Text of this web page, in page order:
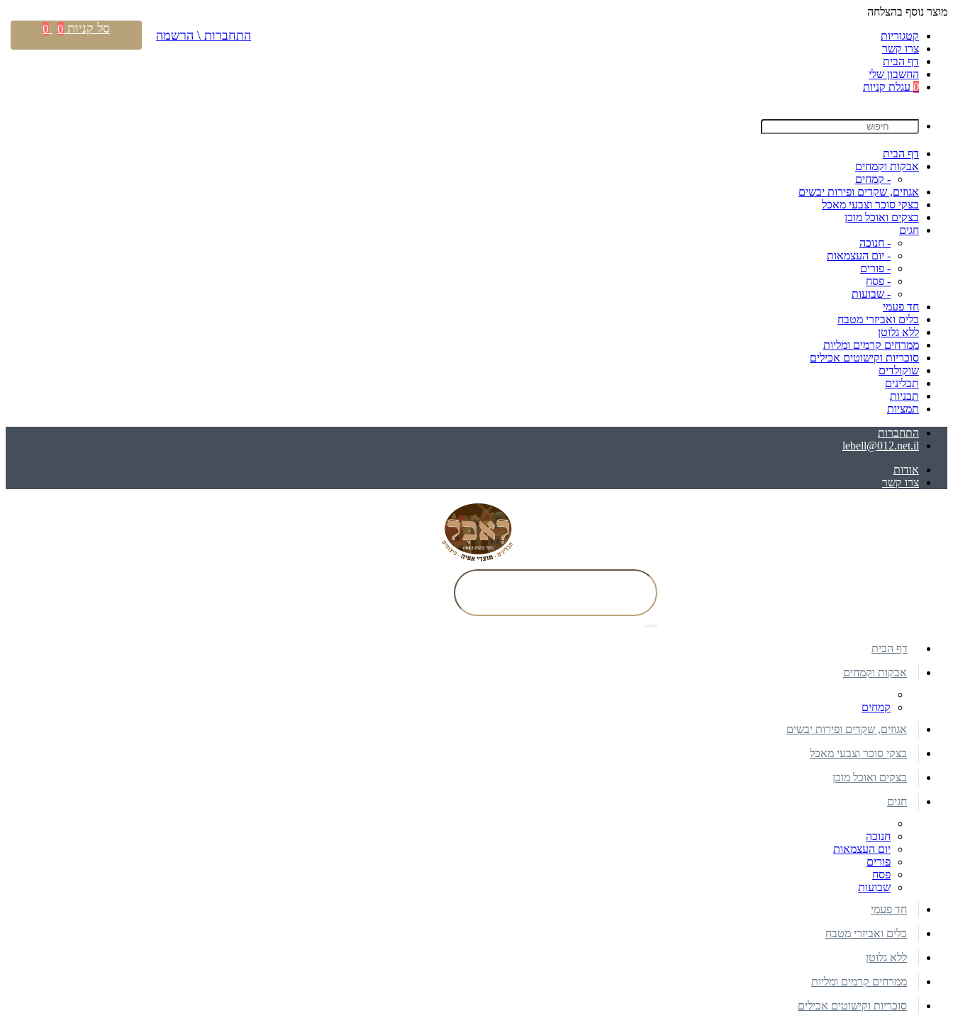
מוצר נוסף בהצלחה
קטגוריות
צרו קשר
דף הבית
החשבון שלי
0 עגלת קניות
דף הבית
אבקות וקמחים
- קמחים
אגוזים, שקדים ופירות יבשים
בצקי סוכר וצבעי מאכל
בצקים ואוכל מוכן
חגים
- חנוכה
- יום העצמאות
- פורים
- פסח
- שבועות
חד פעמי
כלים ואביזרי מטבח
ללא גלוטן
ממרחים קרמים ומליות
סוכריות וקישוטים אכילים
שוקולדים
תבלינים
תבניות
תמציות
התחברות
lebell@012.net.il
אודות
צרו קשר
התחברות \ הרשמה סל קניות 0
0
דף הבית
אבקות וקמחים
קמחים
אגוזים, שקדים ופירות יבשים
בצקי סוכר וצבעי מאכל
בצקים ואוכל מוכן
חגים
חנוכה
יום העצמאות
פורים
פסח
שבועות
חד פעמי
כלים ואביזרי מטבח
ללא גלוטן
ממרחים קרמים ומליות
סוכריות וקישוטים אכילים